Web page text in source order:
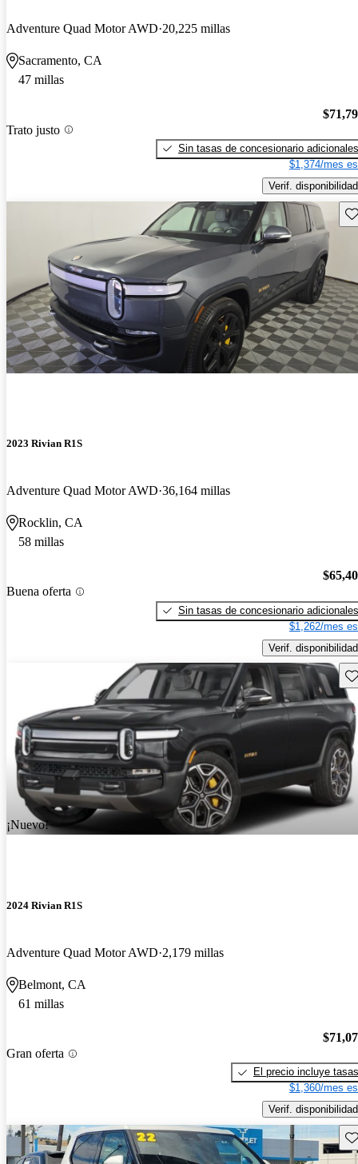
Adventure Quad Motor AWD 20,225 millas
Sacramento, CA
47 millas
Trato justo
Sin tasas de concesionario adicionales
$1,374/mes
Verif. disponibilidad
2023 Rivian R1S
Adventure Quad Motor AWD 36,164 millas
Rocklin, CA
58 millas
Buena oferta
Sin tasas de concesionario adicionales
$1,262/mes
Verif. disponibilidad
¡Nuevo!
2024 Rivian R1S
Adventure Quad Motor AWD 2,179 millas
Belmont, CA
61 millas
Gran oferta
El precio incluye tasas
$1,360/mes
Verif. disponibilidad